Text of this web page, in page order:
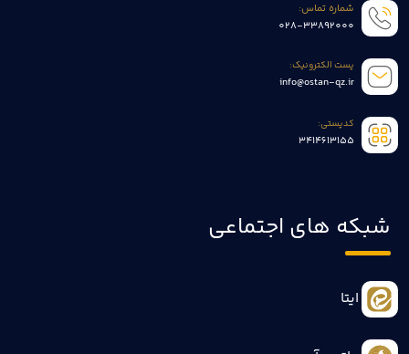
شماره تماس:
028-33892000
پست الکترونیک:
info@ostan-qz.ir
کدپستی:
3414613155
شبکه های اجتماعی
ایتا